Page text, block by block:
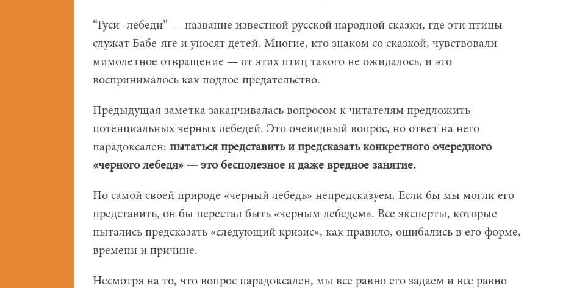
“Гуси -лебеди” — название известной русской народной сказки, где эти птицы
служат Бабе-яге и уносят детей. Многие, кто знаком со сказкой, чувствовали
мимолетное отвращение — от этих птиц такого не ожидалось, и это
воспринималось как подлое предательство.
Предыдущая заметка заканчивалась вопросом к читателям предложить
потенциальных черных лебедей. Это очевидный вопрос, но ответ на него
парадоксален: пытаться представить и предсказать конкретного очередного
«черного лебедя» — это бесполезное и даже вредное занятие.
По самой своей природе «черный лебедь» непредсказуем. Если бы мы могли его
представить, он бы перестал быть «черным лебедем». Все эксперты, которые
пытались предсказать «следующий кризис», как правило, ошибались в его форме,
времени и причине.
Несмотря на то, что вопрос парадоксален, мы все равно его задаем и все равно